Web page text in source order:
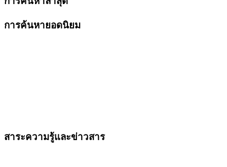
การค้นหายอดนิยม
สาระความรู้และข่าวสาร